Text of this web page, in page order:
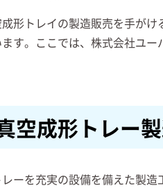
形トレイの製造販売を手が
す。ここでは、株式会社ユ
空成形トレー
ーを充実の設備を備えた製造